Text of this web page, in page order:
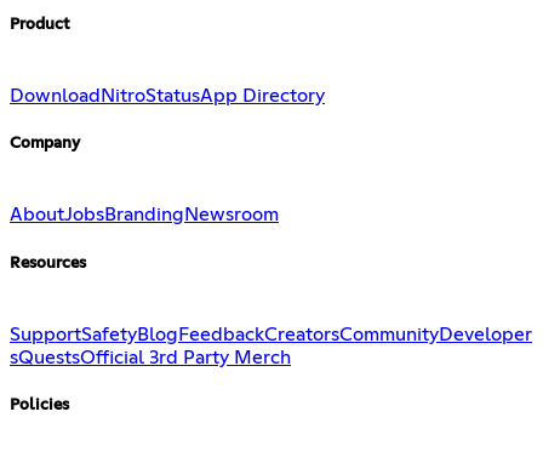
Product
Download NitroStatusApp Directory
Company
AboutJobsBranding Newsroom
Resources
SupportSafetyBlog FeedbackCreatorsCommunityDeveloper
sQuestsOfficial 3rd Party Merch
Policies